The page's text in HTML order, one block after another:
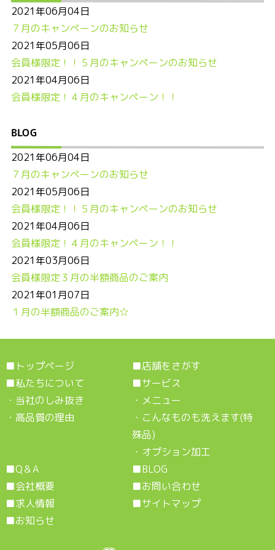
2021年06月04日
７月のキャンペーンのお知らせ
2021年05月06日
会員様限定！！５月のキャンペーンのお知らせ
2021年04月06日
会員様限定！４月のキャンペーン！！
BLOG
2021年06月04日
７月のキャンペーンのお知らせ
2021年05月06日
会員様限定！！５月のキャンペーンのお知らせ
2021年04月06日
会員様限定！４月のキャンペーン！！
2021年03月06日
会員様限定３月の半額商品のご案内
2021年01月07日
１月の半額商品のご案内☆
■ トップページ
■私たちについて
・ 当社のしみ抜き
・ 高品質の理由
■店舗をさがす
■サービス
・ メニュー
・ こんなものも洗えます(特
殊品)
・ オプション加工
■Q＆A
■会社概要
■求人情報
■お知らせ
■BLOG
■お問い合わせ
■サイトマップ